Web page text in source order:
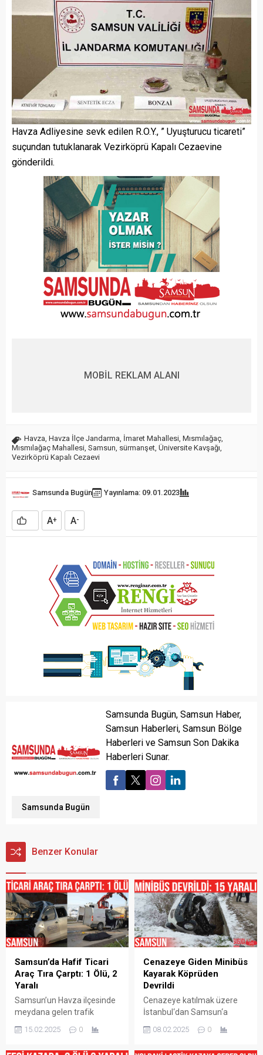
Havza Adliyesine sevk edilen R.O.Y., ” Uyuşturucu ticareti”
suçundan tutuklanarak Vezirköprü Kapalı Cezaevine
gönderildi.
MOBİL REKLAM ALANI
Havza Havza İlçe Jandarma İmaret Mahallesi Mısmılağaç
Mısmılağaç Mahallesi Samsun sürmanşet Üniversite Kavşağı
Vezirköprü Kapalı Cezaevi
Samsunda Bugün Yayınlama: 09.01.2023
A+ A-
Samsunda Bugün
Samsunda Bugün, Samsun Haber,
Samsun Haberleri, Samsun Bölge
Haberleri ve Samsun Son Dakika
Haberleri Sunar.
Benzer Konular
Samsun’da Hafif Ticari
Araç Tıra Çarptı: 1 Ölü, 2
Yaralı
Samsun’un Havza ilçesinde
meydana gelen trafik
tıra arkadan çarptı, kazada 1
15.02.2025 0
Cenazeye Giden Minibüs
Kayarak Köprüden
Devrildi
Cenazeye katılmak üzere
İstanbul‘dan Samsun‘a
Çamyatağı Mahallesi‘nde
08.02.2025 0